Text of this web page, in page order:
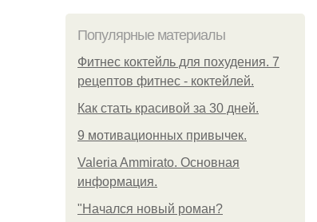
Популярные материалы
Фитнес коктейль для похудения. 7
рецептов фитнес - коктейлей.
Как стать красивой за 30 дней.
9 мотивационных привычек.
Valeria Ammirato. Основная
информация.
"Начался новый роман?